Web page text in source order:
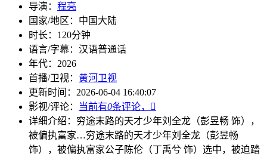
导演： 程亮
国家/地区： 中国大陆
时长： 120分钟
语言/字幕： 汉语普通话
年代： 2026
首播/卫视： 黄河卫视
更新时间： 2026-06-04 16:40:07
影视/评论：
当前有0条评论，

详细介绍： 穷途末路的天才少年刘全龙（彭昱畅 饰），
被偏执富家…穷途末路的天才少年刘全龙（彭昱畅
饰），被偏执富家公子陈伦（丁禹兮 饰）选中，被迫踏